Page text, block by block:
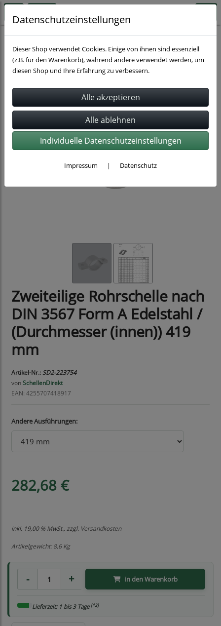
Rohrbefestigung
Zweiteilige Rohrschelle nach
DIN 3567 Form A Edelstahl /
(Durchmesser (innen)) 419
mm
Artikel-Nr.: SD2-223754
vonSchellenDirekt
EAN: 4255707418917
Andere Ausführungen:
282,68 €
inkl. 19,00 % MwSt., zzgl. Versandkosten
Artikelgewicht: 8,6 Kg
in den Warenkorb
Lieferzeit: 1 bis 3 Tage[*2]
Datenschutzeinstellungen
Dieser Shop verwendet Cookies. Einige von ihnen sind essenziell
(z.B. für den Warenkorb), während andere verwendet werden, um
diesen Shop und Ihre Erfahrung zu verbessern.
Individuelle Datenschutzeinstellungen
Impressum | Datenschutz